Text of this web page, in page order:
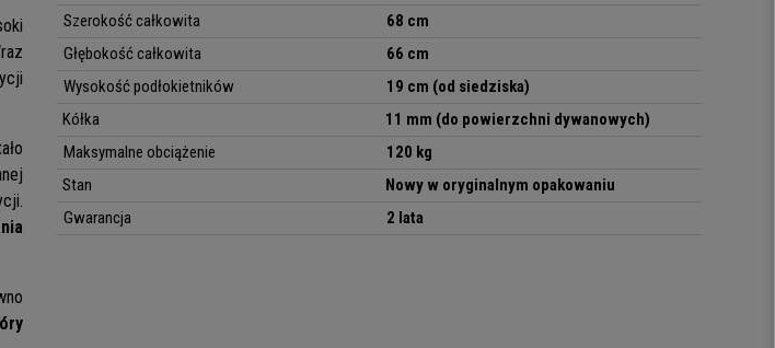
Szerokość całkowita
68 cm
Głębokość całkowita
66 cm
Wysokość podłokietników
19 cm (od siedziska)
Kółka
11 mm (do powierzchni dywanowych)
Maksymalne obciążenie
120 kg
Stan
Nowy w oryginalnym opakowaniu
Gwarancja
2 lata